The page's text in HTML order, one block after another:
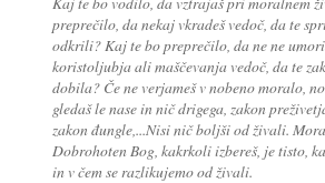
preprečilo, da nekaj vkradeš vedoč, da te
odkrili? Kaj te bo preprečilo, da ne ne
koristoljubja ali maščevanja vedoč, da te
dobila? Če ne verjameš v nobeno moralo,
gledaš le nase in nič drigega, zakon
zakon đungle,...Nisi nič boljši od živali.
Dobrohoten Bog, kakrkoli izbereš, je tisto,
in v čem se razlikujemo od živali.